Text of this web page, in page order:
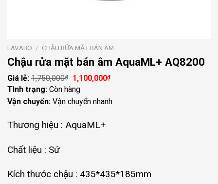
LAVABO / CHẬU RỬA MẶT BÁN ÂM
Chậu rửa mặt bán âm AquaML+ AQ8200
1,750,000₫
Giá
gốc
là:
1,750,000₫.
1,100,000₫Giá
là:
Tình trạng: Còn hàng
Vận chuyển: Vận chuyển nhanh
Thương hiệu : AquaML+
Chất liệu : Sứ
Kích thước chậu : 435*435*185mm